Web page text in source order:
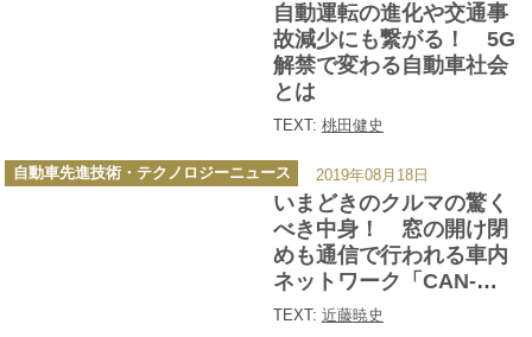
自動運転の進化や交通事
故減少にも繋がる！ 5G
解禁で変わる自動車社会
とは
TEXT: 桃田健史
いまどきのクルマの驚く
べき中身！ 窓の開け閉
めも通信で行われる車内
ネットワーク「CAN-
BUS」とは
TEXT: 近藤暁史
カ
テ
自動車先進技術・テクノロジーニュース 2019年08月18日